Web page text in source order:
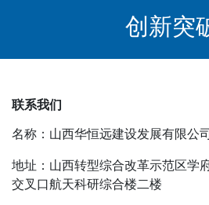
创新突
联系我们
名称：山西华恒远建设发展有限公
地址：山西转型综合改革示范区学
交叉口航天科研综合楼二楼